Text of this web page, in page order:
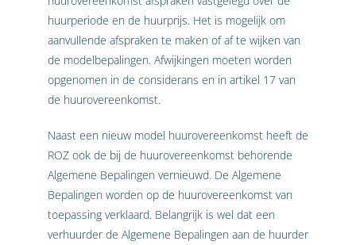
huurperiode en de huurprijs. Het is mogelijk om
aanvullende afspraken te maken of af te wijken van
de modelbepalingen. Afwijkingen moeten worden
opgenomen in de considerans en in artikel 17 van
de huurovereenkomst.
Naast een nieuw model huurovereenkomst heeft de
ROZ ook de bij de huurovereenkomst behorende
Algemene Bepalingen vernieuwd. De Algemene
Bepalingen worden op de huurovereenkomst van
toepassing verklaard. Belangrijk is wel dat een
verhuurder de Algemene Bepalingen aan de huurder